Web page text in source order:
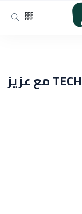
🔹👈 تسجيل فقرة TECH-TECH مع عزيز